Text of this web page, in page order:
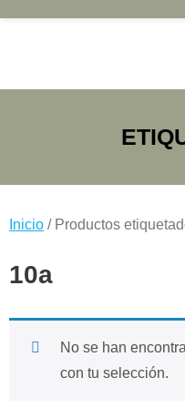
Inicio / Productos
10a
No se han
con tu selección.